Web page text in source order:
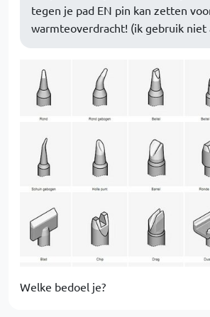
tegen je pad EN pin kan zetten
warmteoverdracht! (ik gebruik niet
Welke bedoel je?